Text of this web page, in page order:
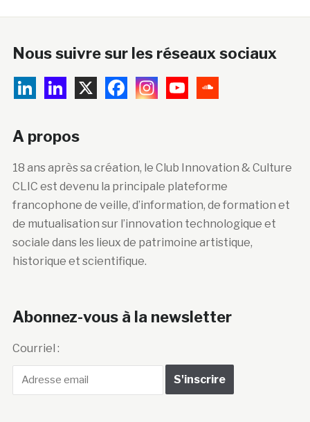
Nous suivre sur les réseaux sociaux
A propos
18 ans après sa création, le Club Innovation & Culture
CLIC est devenu la principale plateforme
francophone de veille, d’information, de formation et
de mutualisation sur l’innovation technologique et
sociale dans les lieux de patrimoine artistique,
historique et scientifique.
Abonnez-vous à la newsletter
Courriel :